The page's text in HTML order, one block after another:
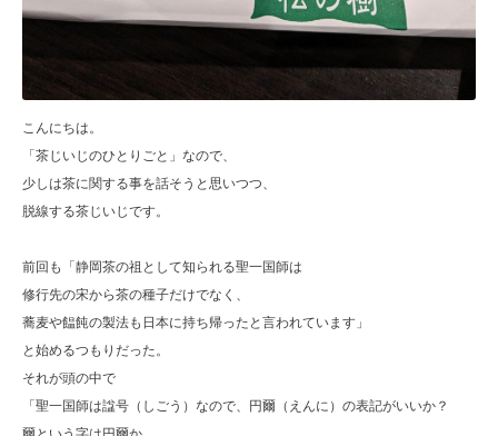
こんにちは。
「茶じいじのひとりごと」なので、
少しは茶に関する事を話そうと思いつつ、
脱線する茶じいじです。
前回も「静岡茶の祖として知られる聖一国師は
修行先の宋から茶の種子だけでなく、
蕎麦や饂飩の製法も日本に持ち帰ったと言われています」
と始めるつもりだった。
それが頭の中で
「聖一国師は諡号（しごう）なので、円爾（えんに）の表記がいいか？